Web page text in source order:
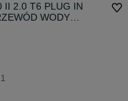
II 2.0 T6 PLUG IN
WODY